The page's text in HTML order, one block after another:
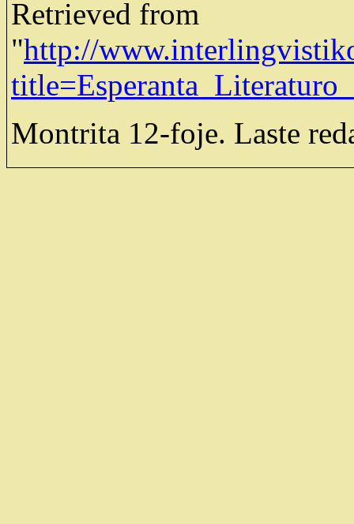
Retrieved from
"http://
Montrita 12-foje. Laste